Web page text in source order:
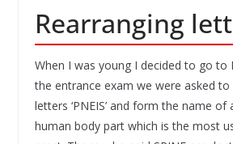
Rearranging
When I was young I decided to go to
the entrance exam we were asked to
letters ‘PNEIS’ and form the name
human body part which is the most